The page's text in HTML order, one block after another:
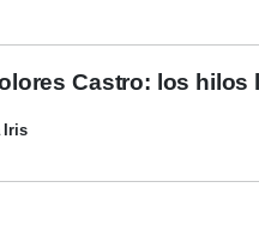
Castro: los hilos
Iris